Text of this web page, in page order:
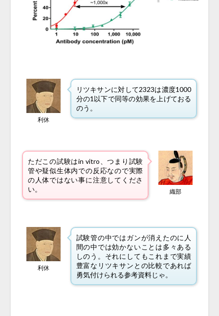
利休
リツキサンに対して2323は濃度1000
分の1以下で同等の効果を上げておる
のう。
ただこの試験はin vitro、つまり試験
管や疑似生体内での反応なので実際
の人体ではない事に注意してくださ
い。
織部
利休
試験管の中ではガンが消えたのに人
間の中では効かないことは多々ある
しのう。それにしてもこれまで実績
豊富なリツキサンとの比較であれば
勇気付けられる参考資料じゃ。